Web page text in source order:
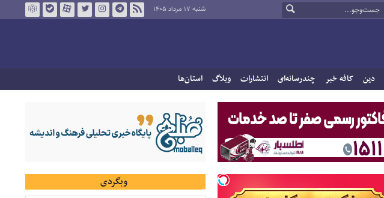
شنبه ۱۷ مرداد ۱۴۰۵
دین کافه خبر چندرسانه‌ای انتشارات وبلاگ استان‌ها
وبگردی